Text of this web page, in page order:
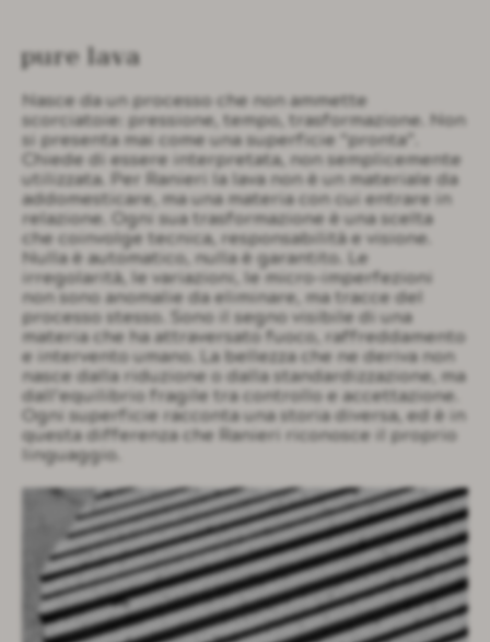
pure lava
Nasce da un processo che non ammette
scorciatoie: pressione, tempo, trasformazione. Non
si presenta mai come una superficie “pronta”.
Chiede di essere interpretata, non semplicemente
utilizzata. Per Ranieri la lava non è un materiale da
addomesticare, ma una materia con cui entrare in
relazione. Ogni sua trasformazione è una scelta
che coinvolge tecnica, responsabilità e visione.
Nulla è automatico, nulla è garantito. Le
irregolarità, le variazioni, le micro-imperfezioni
non sono anomalie da eliminare, ma tracce del
processo stesso. Sono il segno visibile di una
materia che ha attraversato fuoco, raffreddamento
e intervento umano. La bellezza che ne deriva non
nasce dalla riduzione o dalla standardizzazione, ma
dall’equilibrio fragile tra controllo e accettazione.
Ogni superficie racconta una storia diversa, ed è in
questa differenza che Ranieri riconosce il proprio
linguaggio.